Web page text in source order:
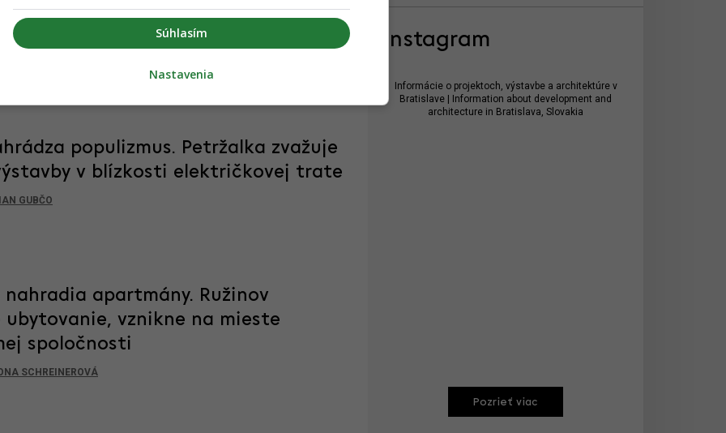
4 dni
populizmus. Petržalka zvažuje
v blízkosti električkovej trate
GUBČO
apartmány. Ružinov
ubytovanie, vznikne na mieste
spoločnosti
SCHREINEROVÁ
Instagram
Informácie o projektoch, výstavbe a architektúre v
Bratislave | Information about development and
architecture in Bratislava, Slovakia
Pozrieť viac
Súhlasím
Nastavenia